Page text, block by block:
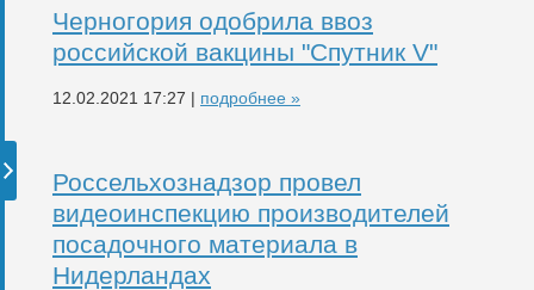
Черногория одобрила ввоз
российской вакцины "Спутник V"
12.02.2021 17:27 | подробнее »
Россельхознадзор провел
видеоинспекцию производителей
посадочного материала в
Нидерландах